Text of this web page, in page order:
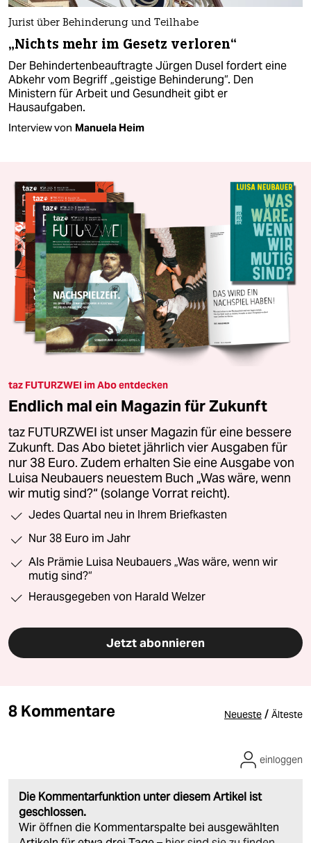
Jurist über Behinderung und Teilhabe
„Nichts mehr im Gesetz verloren“
Der Behindertenbeauftragte Jürgen Dusel fordert eine
Abkehr vom Begriff „geistige Behinderung“. Den
Ministern für Arbeit und Gesundheit gibt er
Hausaufgaben.
Interview von Manuela Heim
taz FUTURZWEI im Abo entdecken
Endlich mal ein Magazin für Zukunft
taz FUTURZWEI ist unser Magazin für eine bessere
Zukunft. Das Abo bietet jährlich vier Ausgaben für
nur 38 Euro. Zudem erhalten Sie eine Ausgabe von
Luisa Neubauers neuestem Buch „Was wäre, wenn
wir mutig sind?“ (solange Vorrat reicht).
Jedes Quartal neu in Ihrem Briefkasten
Nur 38 Euro im Jahr
Als Prämie Luisa Neubauers „Was wäre, wenn wir
mutig sind?“
Herausgegeben von Harald Welzer
Jetzt abonnieren
8 Kommentare Neueste / Älteste
Die Kommentarfunktion unter diesem Artikel ist
geschlossen.
Wir öffnen die Kommentarspalte bei ausgewählten
einloggen